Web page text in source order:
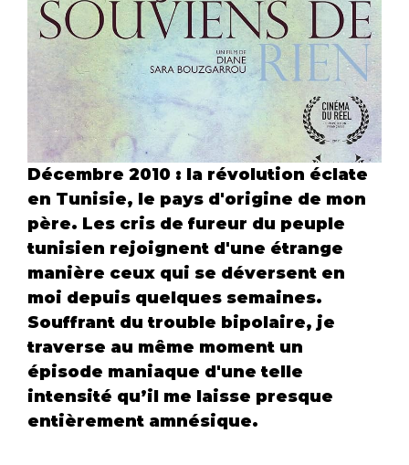
Décembre 2010 : la révolution éclate
en Tunisie, le pays d'origine de mon
père. Les cris de fureur du peuple
tunisien rejoignent d'une étrange
manière ceux qui se déversent en
moi depuis quelques semaines.
Souffrant du trouble bipolaire, je
traverse au même moment un
épisode maniaque d'une telle
intensité qu’il me laisse presque
entièrement amnésique.